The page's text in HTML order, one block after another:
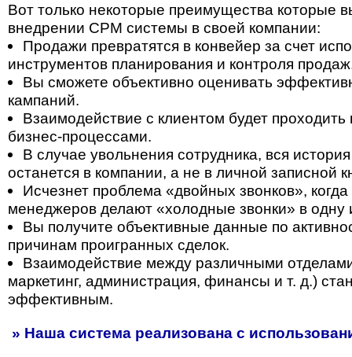
Вот только некоторые преимущества которые
внедрении СРМ системы в своей компании:
Продажи превратятся в конвейер за счет
инструментов планирования и контроля
Вы сможете объективно оценивать
кампаний.
Взаимодействие с клиентом будет проходить
бизнес-процессами.
В случае увольнения сотрудника, вся
останется в компании, а не в личной записной
Исчезнет проблема «двойных звонков», когда
менеджеров делают «холодные звонки» в одну
Вы получите объективные данные по
причинам проигранных сделок.
Взаимодействие между различными
маркетинг, администрация, финансы и т. д.)
эффективным.
» Наша система реализована с